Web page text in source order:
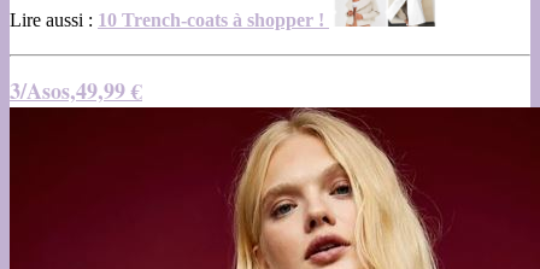
Lire aussi : 10 Trench-coats à shopper !
3/Asos,49,99 €